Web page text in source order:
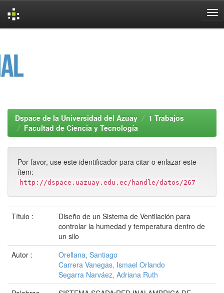
Dspace de la Universidad del Azuay
1 Trabajos
Facultad de Ciencia y Tecnología
Por favor, use este identificador para citar o enlazar este
ítem:
http://dspace.uazuay.edu.ec/handle/datos/267
Título :
Diseño de un Sistema de Ventilación para
controlar la humedad y temperatura dentro de
un silo
Autor :
Orellana, Santiago
Carrera Vanegas, Ismael Orlando
Segarra Narváez, Adriana Ruth